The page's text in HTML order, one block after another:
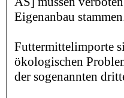
Eigenanbau
Futtermittelimporte
ökologischen
der sogenannten